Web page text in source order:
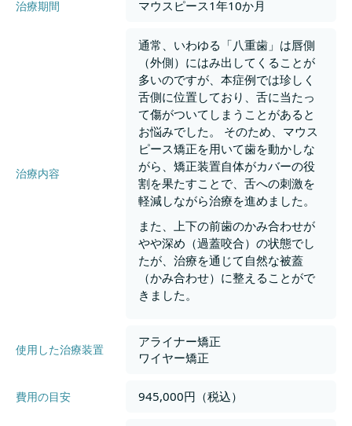
治療期間 マウスピース1年10か月
治療内容
通常、いわゆる「八重歯」は唇側
（外側）にはみ出してくることが
多いのですが、本症例では珍しく
舌側に位置しており、舌に当たっ
て傷がついてしまうことがあると
お悩みでした。 そのため、マウス
ピース矯正を用いて歯を動かしな
がら、矯正装置自体がカバーの役
割を果たすことで、舌への刺激を
軽減しながら治療を進めました。
また、上下の前歯のかみ合わせが
やや深め（過蓋咬合）の状態でし
たが、治療を通じて自然な被蓋
（かみ合わせ）に整えることがで
きました。
使用した治療装置
アライナー矯正
ワイヤー矯正
費用の目安 945,000円（税込）